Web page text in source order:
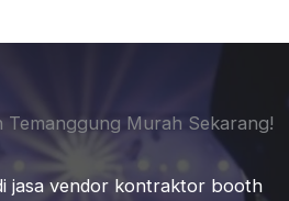
Temanggung Murah Sekarang!
jasa vendor kontraktor booth